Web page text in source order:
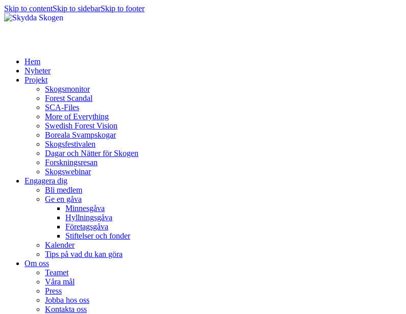
Skip to contentSkip to sidebarSkip to footer
Hem
Nyheter
Projekt
Skogsmonitor
Forest Scandal
SCA-Files
More of Everything
Swedish Forest Vision
Boreala Svampskogar
Skogsfestivalen
Dagar och Nätter för Skogen
Forskningsresan
Skogswebinar
Engagera dig
Bli medlem
Ge en gåva
Minnesgåva
Hyllningsgåva
Företagsgåva
Stiftelser och fonder
Kalender
Tips på vad du kan göra
Om oss
Teamet
Våra mål​
Press
Jobba hos oss
Kontakta oss